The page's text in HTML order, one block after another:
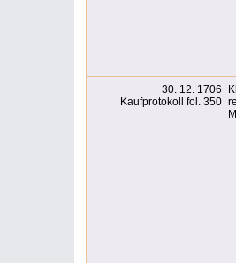
30. 12. 1706
Kaufprotokoll fol. 350